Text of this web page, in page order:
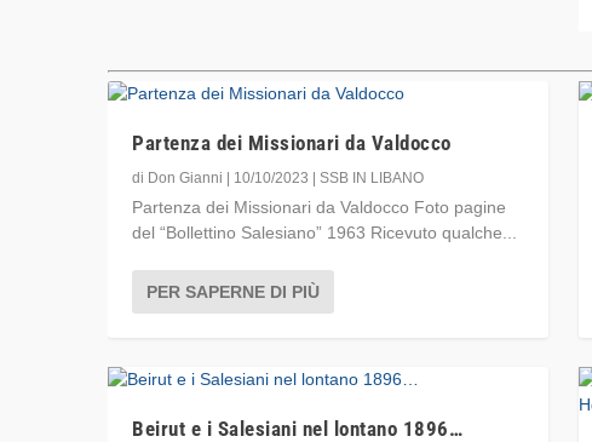
Partenza dei Missionari da Valdocco
di Don Gianni 10/10/2023 SSB IN LIBANO
Partenza dei Missionari da Valdocco Foto pagine
del “Bollettino Salesiano” 1963 Ricevuto qualche...
PER SAPERNE DI PIÙ
Beirut e i Salesiani nel lontano 1896…